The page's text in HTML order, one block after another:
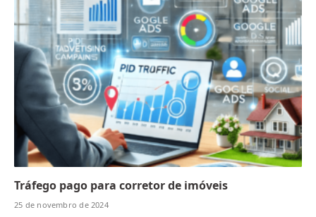
Tráfego pago para corretor de imóveis
25 de novembro de 2024